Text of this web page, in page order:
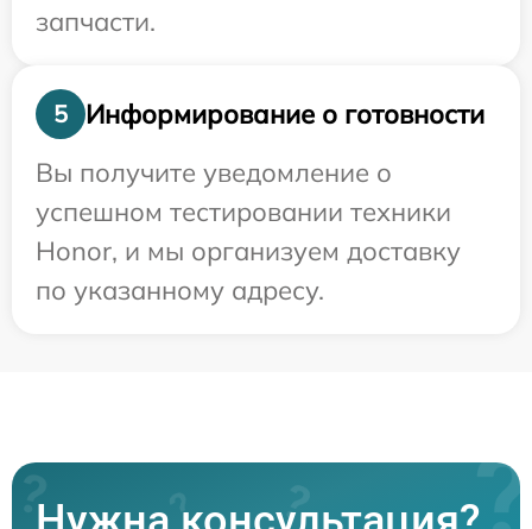
запчасти.
5
Информирование о готовности
Вы получите уведомление о
успешном тестировании техники
Honor, и мы организуем доставку
по указанному адресу.